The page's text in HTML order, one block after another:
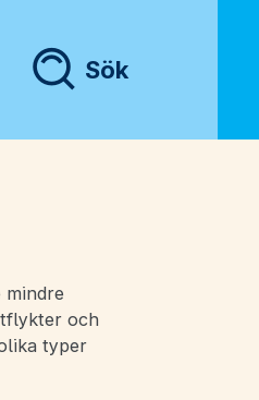
Sök
och
typer